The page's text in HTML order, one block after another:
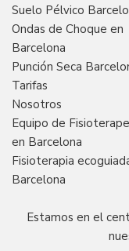
Suelo Pélvico
Ondas de Choque en
Barcelona
Punción Seca
Tarifas
Nosotros
Equipo de
en Barcelona
Fisioterapia
Barcelona
Estamos en el